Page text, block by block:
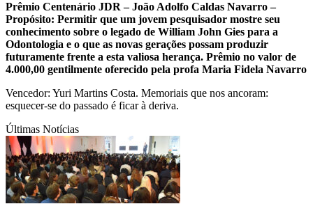
Prêmio Centenário JDR – João Adolfo Caldas Navarro –
Propósito: Permitir que um jovem pesquisador mostre seu
conhecimento sobre o legado de William John Gies para a
Odontologia e o que as novas gerações possam produzir
futuramente frente a esta valiosa herança. Prêmio no valor de
4.000,00 gentilmente oferecido pela profa Maria Fidela Navarro
Vencedor: Yuri Martins Costa. Memoriais que nos ancoram:
esquecer-se do passado é ficar à deriva.
Últimas Notícias